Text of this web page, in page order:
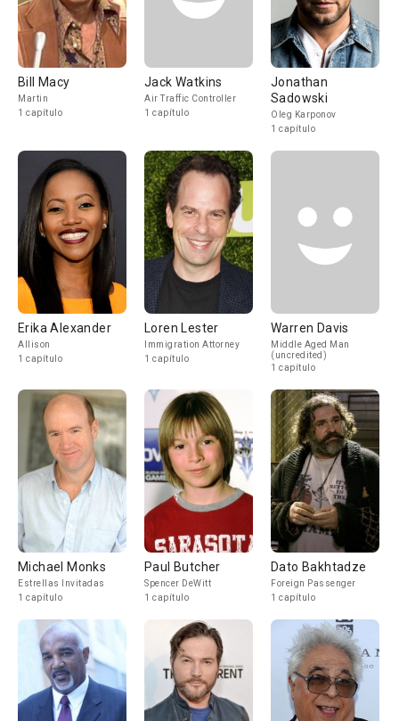
Bill Macy
Martin
1 capítulo
Jack Watkins
Air Traffic Controller
1 capítulo
Jonathan
Sadowski
Oleg Karponov
1 capítulo
Erika Alexander
Allison
1 capítulo
Loren Lester
Immigration Attorney
1 capítulo
Warren Davis
Middle Aged Man
(uncredited)
1 capítulo
Michael Monks
Estrellas Invitadas
1 capítulo
Paul Butcher
Spencer DeWitt
1 capítulo
Dato Bakhtadze
Foreign Passenger
1 capítulo